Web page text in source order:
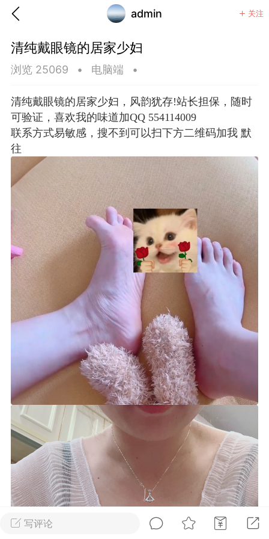
admin 关注
味”的小姐
大二女生囡囡
女
曲奇小饼干
小姐姐 海航在飞空姐
写评论
清纯戴眼镜的居家少妇
浏览 25069 • 电脑端 •
清纯戴眼镜的居家少妇，风韵犹存!站长担保，随时
可验证，喜欢我的味道加QQ 554114009
联系方式易敏感，搜不到可以扫下方二维码加我 默
往